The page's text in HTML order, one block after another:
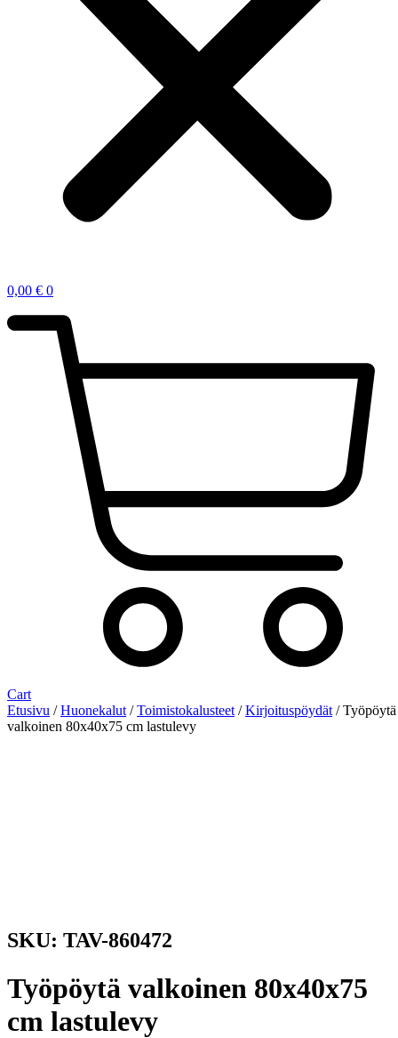
0,00 € 0
Cart
Etusivu /Huonekalut /Toimistokalusteet /Kirjoituspöydät / Työpöytä
valkoinen 80x40x75 cm lastulevy
SKU: TAV-860472
Työpöytä valkoinen 80x40x75
cm lastulevy